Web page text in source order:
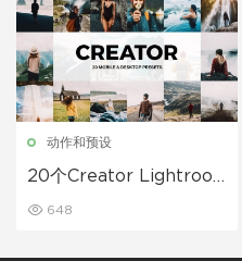
动作和预设
20个Creator Lightroo
648